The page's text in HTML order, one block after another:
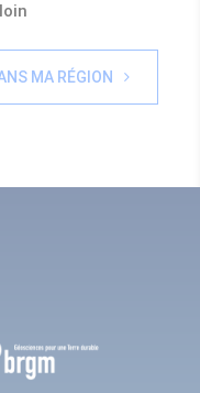
MA RÉGION